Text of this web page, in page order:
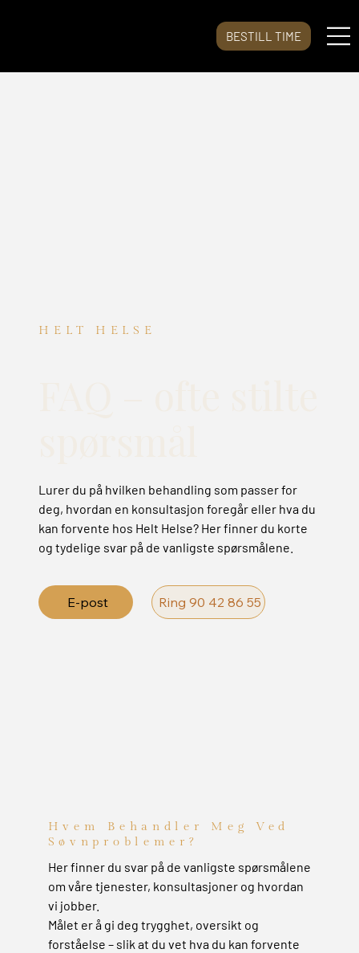
BESTILL TIME
HELT HELSE
Lurer du på hvilken behandling som passer for
deg, hvordan en konsultasjon foregår eller hva du
kan forvente hos Helt Helse? Her finner du korte
og tydelige svar på de vanligste spørsmålene.
E-post Ring 90 42 86 55
Hvem Behandler Meg Ved
Søvnproblemer?
Her finner du svar på de vanligste spørsmålene
om våre tjenester, konsultasjoner og hvordan
vi jobber.
Målet er å gi deg trygghet, oversikt og
forståelse – slik at du vet hva du kan forvente